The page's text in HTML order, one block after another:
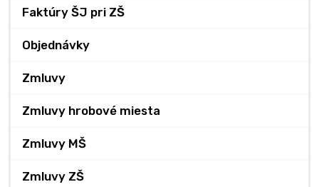
Faktúry ŠJ pri ZŠ
Objednávky
Zmluvy
Zmluvy hrobové miesta
Zmluvy MŠ
Zmluvy ZŠ